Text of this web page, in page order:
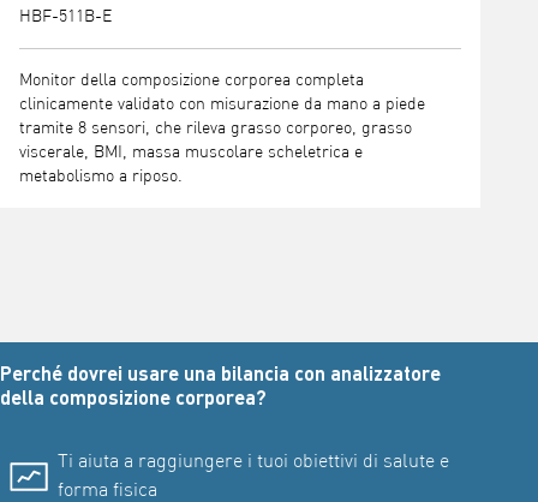
HBF-511B-E
Monitor della composizione corporea completa
clinicamente validato con misurazione da mano a piede
tramite 8 sensori, che rileva grasso corporeo, grasso
viscerale, BMI, massa muscolare scheletrica e
metabolismo a riposo.
Perché dovrei usare una bilancia con analizzatore
della composizione corporea?
Ti aiuta a raggiungere i tuoi obiettivi di salute e
forma fisica